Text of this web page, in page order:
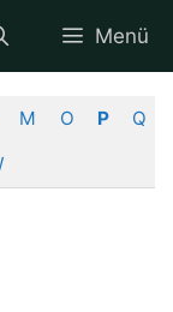
Menü
M O P
Q